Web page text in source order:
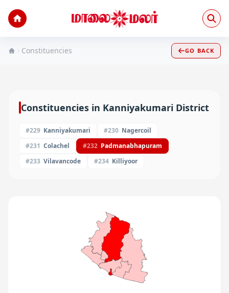
Constituencies GO BACK
Constituencies in Kanniyakumari District
#229 Kanniyakumari #230 Nagercoil
#231 Colachel #232 Padmanabhapuram
#233 Vilavancode #234 Killiyoor